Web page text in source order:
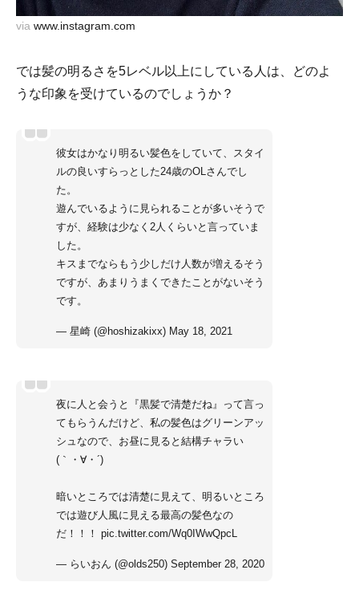
via www.instagram.com
では髪の明るさを5レベル以上にしている人は、どのよ
うな印象を受けているのでしょうか？
彼女はかなり明るい髪色をしていて、スタイ
ルの良いすらっとした24歳のOLさんでし
た。
遊んでいるように見られることが多いそうで
すが、経験は少なく2人くらいと言っていま
した。
キスまでならもう少しだけ人数が増えるそう
ですが、あまりうまくできたことがないそう
です。
— 星崎 (@hoshizakixx) May 18, 2021
夜に人と会うと『黒髪で清楚だね』って言っ
てもらうんだけど、私の髪色はグリーンアッ
シュなので、お昼に見ると結構チャラい
(｀・∀・´)
暗いところでは清楚に見えて、明るいところ
では遊び人風に見える最高の髪色なの
だ！！！ pic.twitter.com/Wq0IWwQpcL
— らいおん (@olds250) September 28, 2020